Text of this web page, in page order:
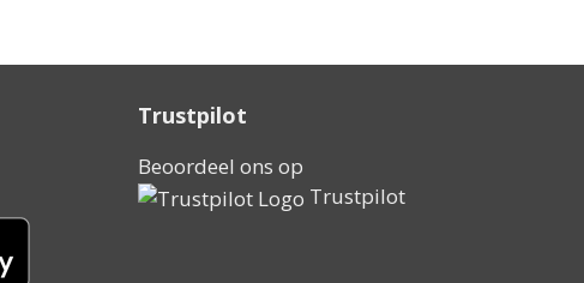
Trustpilot
Beoordeel ons op
Trustpilot